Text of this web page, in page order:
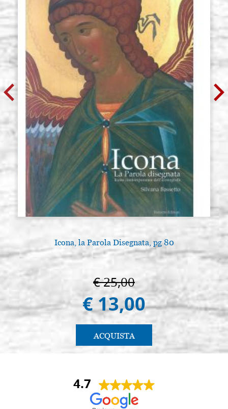
Icona, la Parola Disegnata, pg 80
€ 25,00
€ 13,00
ACQUISTA
4.7